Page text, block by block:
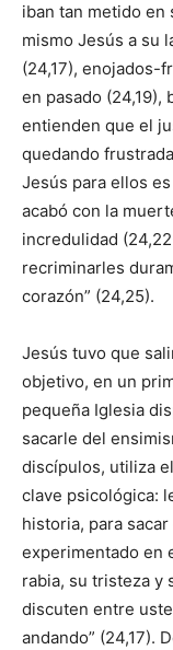
iban tan metido en
mismo Jesús a su
(24,17), enojados-
en pasado (24,19),
entienden que el
quedando
Jesús para ellos
acabó con la
incredulidad
recriminarles
corazón” (24,25).
Jesús tuvo que
objetivo, en un
pequeña Iglesia
sacarle del
discípulos, utiliza
clave psicológica:
historia, para
experimentado en
rabia, su tristeza y
discuten entre
andando” (24,17).